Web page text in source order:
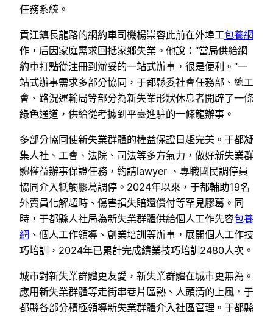
任務系統。
貢江鎮長龍路的網約車司機楊崇容此前在外埠工包養網
作，后因家庭需求回抵家鄉失業。他說：“當局供給網
約車打點從注冊到辦妥的一站式辦事，很是便利。”一
站式辦事需求多部分協同，于都縣委社會任務部、總工
會、路況運輸局等部分為新失業形狀休息者開辟了一條
綠色通道，供給從考據到平臺進駐的一條龍辦事。
多部分協同使新失業群體的權益保證日趨完美。于都凝
集人社、工會、法院、司法等多方氣力，做好新失業群
體權益辦事保證任務，約請lawyer 、專職國民調停員
協同介入牴觸膠葛調停。2024年以來，于都輔助19名
外賣員化解超時、傷害損失賠還償付等罕見膠葛。同
時，于都縣人社局為新失業群體供給個人工作先容包養
網 、個人工作領導、創業培訓等辦事，展開個人工作技
巧培訓，2024年已累計完成績業技巧培訓2480人次。
城市對新失業群體更友愛，新失業群體在城市更無為。
應用新失業群體等走街串巷片區熟、人頭清的上風，于
都縣各部分積極領導新失業群體介入社區管理。于都縣